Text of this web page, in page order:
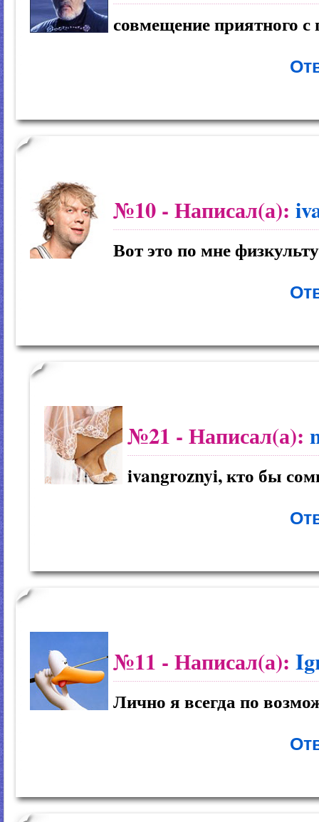
совмещение приятного
№10 - Написал(а):
Вот это по мне
№21 - Написал(а):
ivangroznyi, кто бы
№11 - Написал(а):
Лично я всегда по